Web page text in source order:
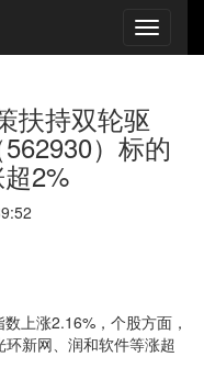
扶持双轮驱
）标的
2%
上涨2.16%，个股方面，
新网、润和软件等涨超